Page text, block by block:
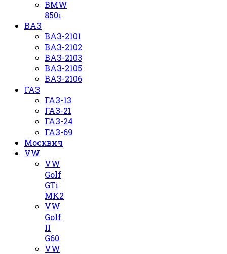
BMW
850i
ВАЗ
ВАЗ-2101
ВАЗ-2102
ВАЗ-2103
ВАЗ-2105
ВАЗ-2106
ГАЗ
ГАЗ-13
ГАЗ-21
ГАЗ-24
ГАЗ-69
Москвич
VW
VW
Golf
GTi
MK2
VW
Golf
II
G60
VW